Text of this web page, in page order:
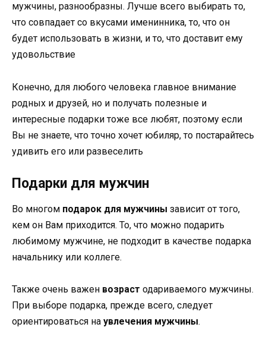
мужчины, разнообразны. Лучше всего выбирать то,
что совпадает со вкусами именинника, то, что он
будет использовать в жизни, и то, что доставит ему
удовольствие
Конечно, для любого человека главное внимание
родных и друзей, но и получать полезные и
интересные подарки тоже все любят, поэтому если
Вы не знаете, что точно хочет юбиляр, то постарайтесь
удивить его или развеселить
Подарки для мужчин
Во многом подарок для мужчины зависит от того,
кем он Вам приходится. То, что можно подарить
любимому мужчине, не подходит в качестве подарка
начальнику или коллеге.
Также очень важен возраст одариваемого мужчины.
При выборе подарка, прежде всего, следует
ориентироваться на увлечения мужчины.